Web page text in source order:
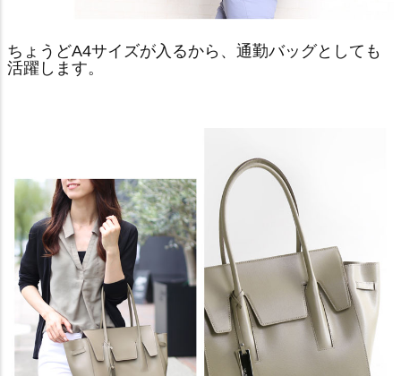
ちょうどA4サイズが入るから、通勤バッグとしても
活躍します。